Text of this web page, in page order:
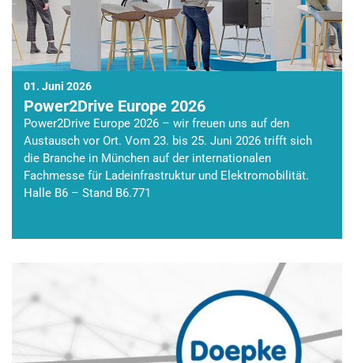
01. Juni 2026
Power2Drive Europe 2026
Power2Drive Europe 2026 – wir freuen uns auf den
Austausch vor Ort. Vom 23. bis 25. Juni 2026 trifft sich
die Branche in München auf der internationalen
Fachmesse für Ladeinfrastruktur und Elektromobilität.
Halle B6 – Stand B6.771